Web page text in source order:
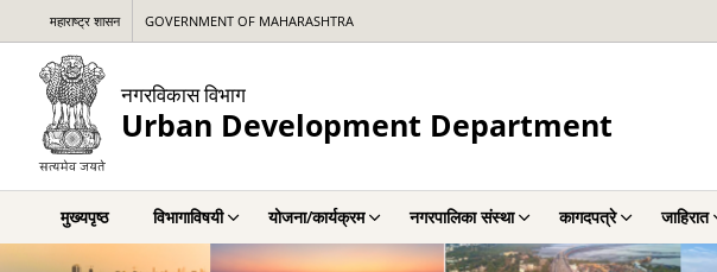
महाराष्ट्र शासन GOVERNMENT OF MAHARASHTRA
नगरविकास विभाग
Urban Development Department
मुख्यपृष्ठ विभागाविषयी योजना/कार्यक्रम नगरपालिका संस्था कागदपत्रे जाहिरात